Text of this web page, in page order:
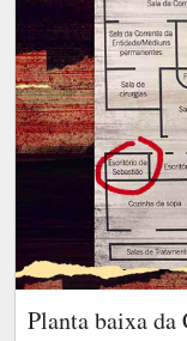
Planta baixa da